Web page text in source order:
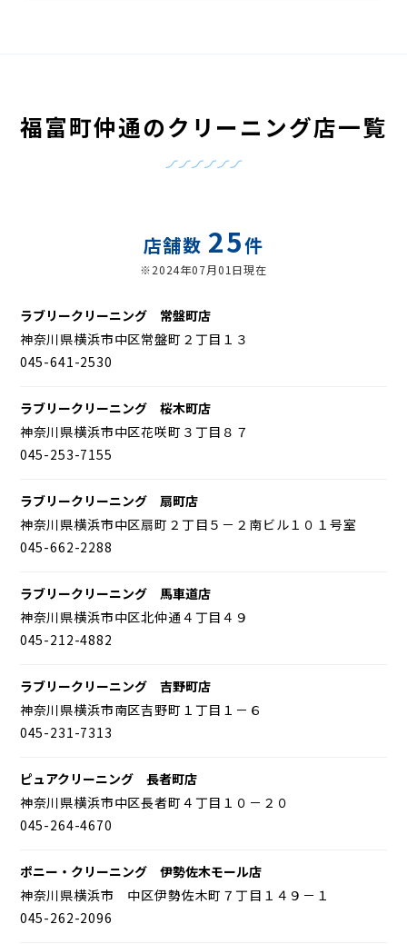
福富町仲通のクリーニング店一覧
店舗数 25件
※2024年07月01日現在
ラブリークリーニング 常盤町店
神奈川県横浜市中区常盤町２丁目１３
045-641-2530
ラブリークリーニング 桜木町店
神奈川県横浜市中区花咲町３丁目８７
045-253-7155
ラブリークリーニング 扇町店
神奈川県横浜市中区扇町２丁目５－２南ビル１０１号室
045-662-2288
ラブリークリーニング 馬車道店
神奈川県横浜市中区北仲通４丁目４９
045-212-4882
ラブリークリーニング 吉野町店
神奈川県横浜市南区吉野町１丁目１－６
045-231-7313
ピュアクリーニング 長者町店
神奈川県横浜市中区長者町４丁目１０－２０
045-264-4670
ポニー・クリーニング 伊勢佐木モール店
神奈川県横浜市 中区伊勢佐木町７丁目１４９－１
045-262-2096